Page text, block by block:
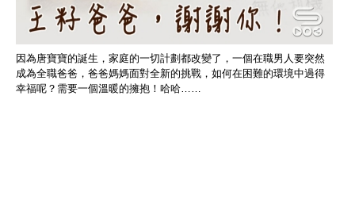
因為唐寶寶的誕生，家庭的一切計劃都改變了，一個在職男人要突然
成為全職爸爸，爸爸媽媽面對全新的挑戰，如何在困難的環境中過得
幸福呢？需要一個溫暖的擁抱！哈哈……